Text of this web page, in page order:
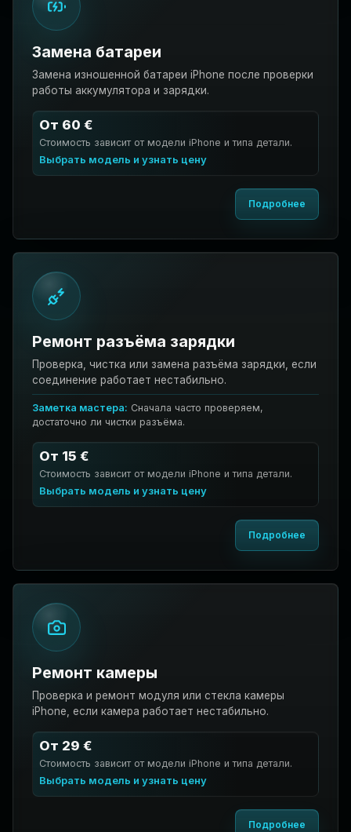
Замена батареи
Замена изношенной батареи iPhone после проверки
работы аккумулятора и зарядки.
От 60 €
Стоимость зависит от модели iPhone и типа детали.
Выбрать модель и узнать цену
Подробнее
Ремонт разъёма зарядки
Проверка, чистка или замена разъёма зарядки, если
соединение работает нестабильно.
Заметка мастера: Сначала часто проверяем,
достаточно ли чистки разъёма.
От 15 €
Стоимость зависит от модели iPhone и типа детали.
Выбрать модель и узнать цену
Подробнее
Ремонт камеры
Проверка и ремонт модуля или стекла камеры
iPhone, если камера работает нестабильно.
От 29 €
Стоимость зависит от модели iPhone и типа детали.
Выбрать модель и узнать цену
Подробнее